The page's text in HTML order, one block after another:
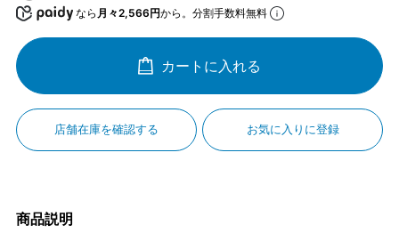
なら 月々2,566円から。分割手数料無料
カートに入れる
店舗在庫を確認する お気に入りに登録
商品説明